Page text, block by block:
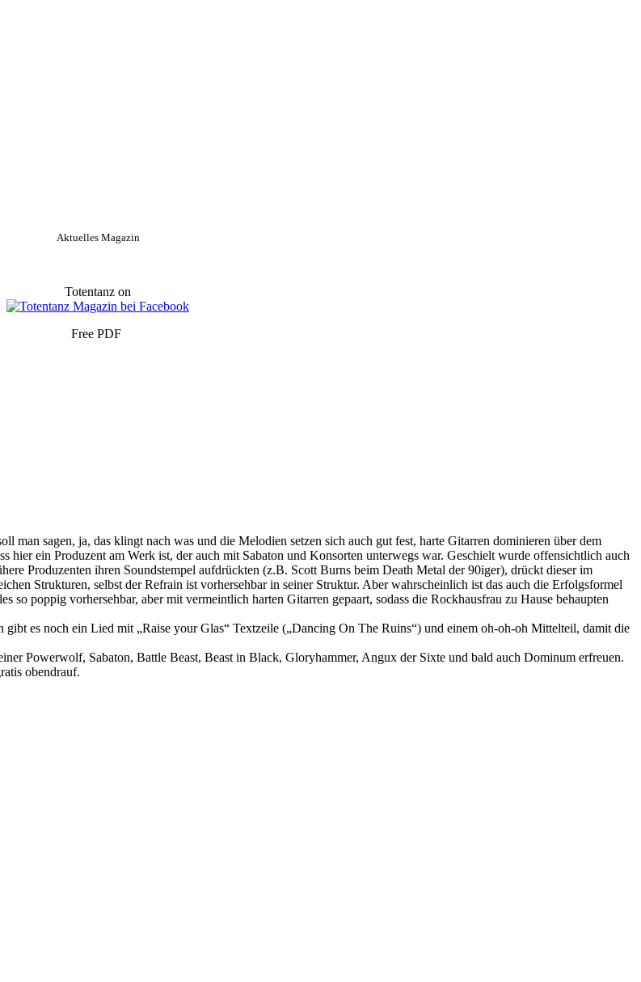
Aktuelles Magazin
Totentanz on
Free PDF
man sagen, ja, das klingt nach was und die Melodien setzen sich auch gut fest, harte Gitarren dominieren über dem
hier ein Produzent am Werk ist, der auch mit Sabaton und Konsorten unterwegs war. Geschielt wurde offensichtlich auch
Produzenten ihren Soundstempel aufdrückten (z.B. Scott Burns beim Death Metal der 90iger), drückt dieser im
Strukturen, selbst der Refrain ist vorhersehbar in seiner Struktur. Aber wahrscheinlich ist das auch die Erfolgsformel
poppig vorhersehbar, aber mit vermeintlich harten Gitarren gepaart, sodass die Rockhausfrau zu Hause behaupten
es noch ein Lied mit „Raise your Glas“ Textzeile („Dancing On The Ruins“) und einem oh-oh-oh Mittelteil, damit die
Powerwolf, Sabaton, Battle Beast, Beast in Black, Gloryhammer, Angux der Sixte und bald auch Dominum erfreuen.
obendrauf.